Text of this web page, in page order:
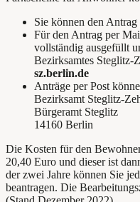
Sie können den Antrag
Für den Antrag per
vollständig ausgefüllt
Bezirksamtes Steglitz-
sz.berlin.de
Anträge per Post
Bezirksamt Steglitz-
Bürgeramt Steglitz
14160 Berlin
Die Kosten für den
20,40 Euro und dieser ist
der zwei Jahre können Sie
beantragen. Die